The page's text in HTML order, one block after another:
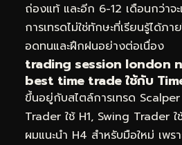
ถ่องแท้ และอีก 6-12 เดือนกว่าจะ
การเทรดไม่ใช่ทักษะที่เรียนรู้ได้ภ
อดทนและฝึกฝนอย่างต่อเนื่อง
trading session london
best time trade ใช้กับ
ขึ้นอยู่กับสไตล์การเทรด Scalper
Trader ใช้ H1, Swing Trader
ผมแนะนำ H4 สำหรับมือใหม่ เพ